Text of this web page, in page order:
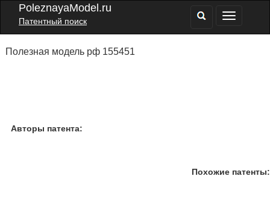
PoleznayaModel.ru
Патентный поиск
Полезная модель рф 155451
Авторы патента:
Похожие патенты: